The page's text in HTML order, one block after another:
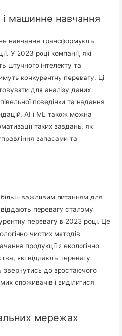
машинне навчання
навчання трансформують
У 2023 році компанії, які
штучного інтелекту та
конкурентну перевагу. Ці
для аналізу даних
поведінки та надання
AI і ML також можна
таких завдань, як
запасами та
важливим питанням для
віддають перевагу сталому
перевагу в 2023 році. Це
чистих методів,
продукції з екологічно
які віддають перевагу
до зростаючого
споживачів і виділитися
мережах